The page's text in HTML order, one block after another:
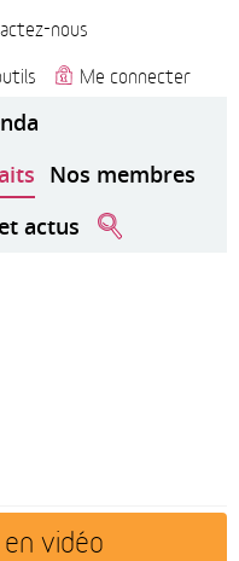
nous
Me connecter
Nos membres
actus
vidéo